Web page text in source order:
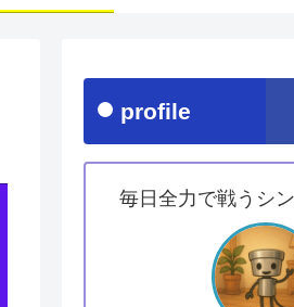
profile
毎日全力で戦うシ